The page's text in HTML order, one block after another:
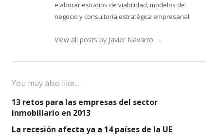
elaborar estudios de viabilidad, modelos de
negocio y consultoría estratégica empresarial.
View all posts by Javier Navarro →
You may also like...
13 retos para las empresas del sector
inmobiliario en 2013
La recesión afecta ya a 14 países de la UE